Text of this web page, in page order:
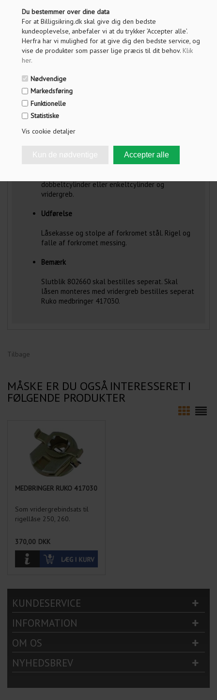
Du bestemmer over dine data
For at Billigsikring.dk skal give dig den bedste
kundeoplevelse, anbefaler vi at du trykker ’Accepter alle’.
Herfra har vi mulighed for at give dig den bedste service, og
vise de produkter som passer lige præcis til dit behov. Klik
her.
Nødvendige
Markedsføring
Funktionelle
Statistiske
Vis cookie detaljer
FRAGT INFO
ANMELDELSER
Ruko lås 250
Anvendelse
Til udskiftning af gammel 250 lås på kontordøre,
anbefales Ruko Assa modullås 8765, 565.
Konstruktion
dobbeltcylinder eller enkeltcylinder og
vridergreb.
Udførelse
Låsekasse og stolpe af forkromet stål. Rigel og
falle af forkromet messing.
Bemærk
Slutblik 802660 skal bestilles seperat. Skal
låsen monteres med vridergreb bestilles seperat
Ruko medbringer 417030.
Tilbage
MÅSKE ER DU OGSÅ INTERESSERET I
FØLGENDE PRODUKTER
MEDBRINGER RUKO 417030
Som vridergrebindsats til
rigellåse 250, 260.
370,00 DKK
KUNDESERVICE
INFORMATION
OM OS
NYHEDSBREV